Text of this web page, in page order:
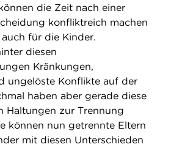
die Zeit nach einer
konfliktreich machen
für die Kinder.
diesen
Kränkungen,
ungelöste Konflikte auf der
haben aber gerade diese
Haltungen zur Trennung
können nun getrennte Eltern
mit diesen Unterschieden